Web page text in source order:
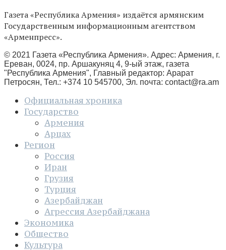
Газета «Республика Армения» издаётся армянским
Государственным информационным агентством
«Арменпресс».
© 2021 Газета «Республика Армения». Адрес: Армения, г.
Ереван, 0024, пр. Аршакуняц 4, 9-ый этаж, газета
"Республика Армения", Главный редактор: Арарат
Петросян, Тел.: +374 10 545700, Эл. почта: contact@ra.am
Официальная хроника
Государство
Армения
Арцах
Регион
Россия
Иран
Грузия
Турция
Азербайджан
Агрессия Азербайджана
Экономика
Общество
Культура